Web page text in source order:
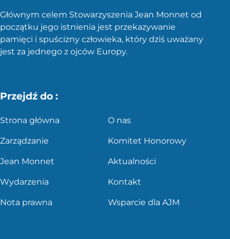
Głównym celem Stowarzyszenia Jean Monnet od
początku jego istnienia jest przekazywanie
pamięci i spuścizny człowieka, który dziś uważany
jest za jednego z ojców Europy.
Przejdź do :
Strona główna O nas
Zarządzanie Komitet Honorowy
Jean Monnet Aktualności
Wydarzenia Kontakt
Nota prawna Wsparcie dla AJM